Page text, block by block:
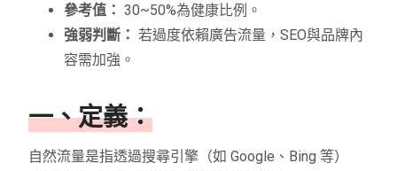
參考值： 30~50%為健康比例。
強弱判斷： 若過度依賴廣告流量，SEO與品牌內
容需加強。
一、定義：
自然流量是指透過搜尋引擎（如 Google、Bing 等）